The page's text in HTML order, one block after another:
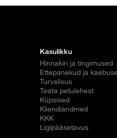
Kasulikku
Hinnakiri ja tingimused
Ettepanekud ja
Turvalisus
Teata petulehest
Küpsised
Kliendiandmed
KKK
Ligipääsetavus